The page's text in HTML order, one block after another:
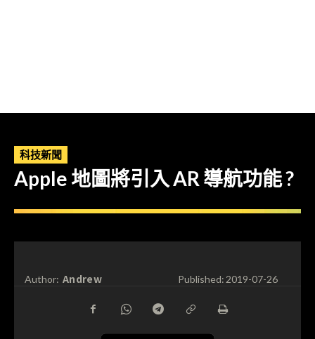
科技新聞
Apple 地圖將引入 AR 導航功能 ?
Author: Andrew Published:2019-07-26